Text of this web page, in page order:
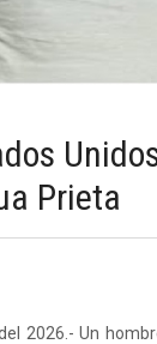
Prieta
2026.- Un